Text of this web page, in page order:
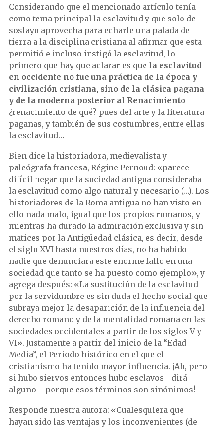
Considerando que el mencionado artículo tenía
como tema principal la esclavitud y que solo de
soslayo aprovecha para echarle una palada de
tierra a la disciplina cristiana al afirmar que esta
permitió e incluso instigó la esclavitud, lo
primero que hay que aclarar es que la esclavitud
en occidente no fue una práctica de la época y
civilización cristiana, sino de la clásica pagana
y de la moderna posterior al Renacimiento
¿renacimiento de qué? pues del arte y la literatura
paganas, y también de sus costumbres, entre ellas
la esclavitud…
Bien dice la historiadora, medievalista y
paleógrafa francesa, Régine Pernoud: «parece
difícil negar que la sociedad antigua consideraba
la esclavitud como algo natural y necesario (…). Los
historiadores de la Roma antigua no han visto en
ello nada malo, igual que los propios romanos, y,
mientras ha durado la admiración exclusiva y sin
matices por la Antigüedad clásica, es decir, desde
el siglo XVI hasta nuestros días, no ha habido
nadie que denunciara este enorme fallo en una
sociedad que tanto se ha puesto como ejemplo», y
agrega después: «La sustitución de la esclavitud
por la servidumbre es sin duda el hecho social que
subraya mejor la desaparición de la influencia del
derecho romano y de la mentalidad romana en las
sociedades occidentales a partir de los siglos V y
VI». Justamente a partir del inicio de la “Edad
Media”, el Periodo histórico en el que el
cristianismo ha tenido mayor influencia. ¡Ah, pero
si hubo siervos entonces hubo esclavos –dirá
alguno– porque esos términos son sinónimos!
Responde nuestra autora: «Cualesquiera que
hayan sido las ventajas y los inconvenientes (de